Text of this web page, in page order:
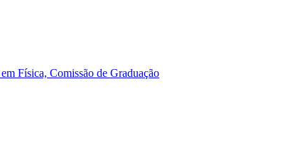
Física, Comissão de Graduação